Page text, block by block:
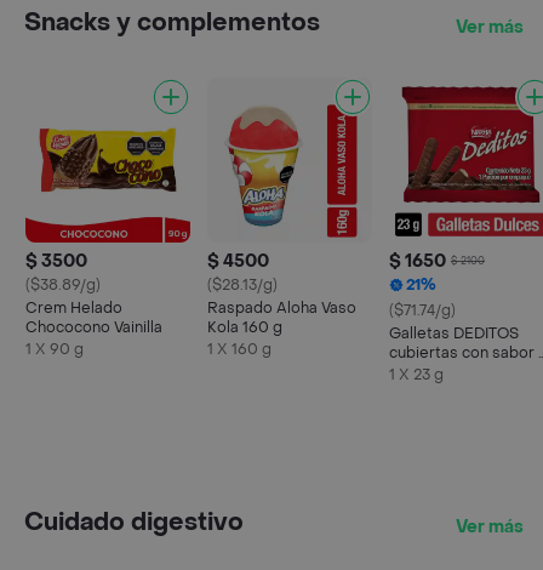
Snacks y complementos Ver más
$ 3500
($38.89/g)
Crem Helado
Chococono Vainilla
1 X 90 g
$ 4500
($28.13/g)
Raspado Aloha Vaso
Kola 160 g
1 X 160 g
$ 1650 $ 2100
21%
($71.74/g)
Galletas DEDITOS
cubiertas con sabor
chocolate x 23g
1 X 23 g
Cuidado digestivo Ver más